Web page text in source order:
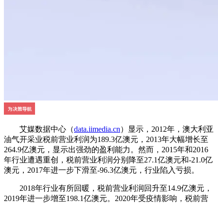
艾媒数据中心（data.iimedia.cn）显示，2012年，澳大利亚
油气开采业税前营业利润为189.3亿澳元，2013年大幅增长至
264.9亿澳元，显示出强劲的盈利能力。然而，2015年和2016
年行业遭遇重创，税前营业利润分别降至27.1亿澳元和-21.0亿
澳元，2017年进一步下滑至-96.3亿澳元，行业陷入亏损。
2018年行业有所回暖，税前营业利润回升至14.9亿澳元，
2019年进一步增至198.1亿澳元。2020年受疫情影响，税前营